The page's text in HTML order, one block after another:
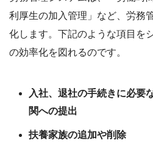
利厚生の加入管理」など、労務
化します。下記のような項目を
の効率化を図れるのです。
入社、退社の手続きに必要
関への提出
扶養家族の追加や削除